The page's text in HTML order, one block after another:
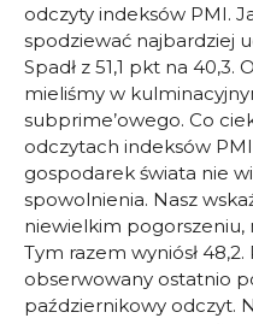
odczyty indeksów PMI.
spodziewać najbardziej
Spadł z 51,1 pkt na
mieliśmy w
subprime’owego. Co
odczytach indeksów
gospodarek świata nie
spowolnienia. Nasz
niewielkim pogorszeniu,
Tym razem wyniósł
obserwowany ostatnio
październikowy odczyt.